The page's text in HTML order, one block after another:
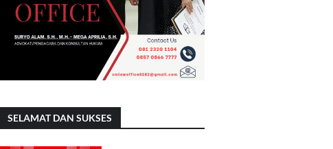
SELAMAT DAN SUKSES